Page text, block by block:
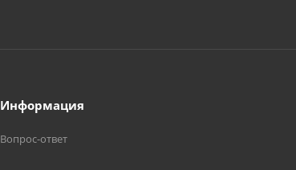
Информация
Вопрос-ответ